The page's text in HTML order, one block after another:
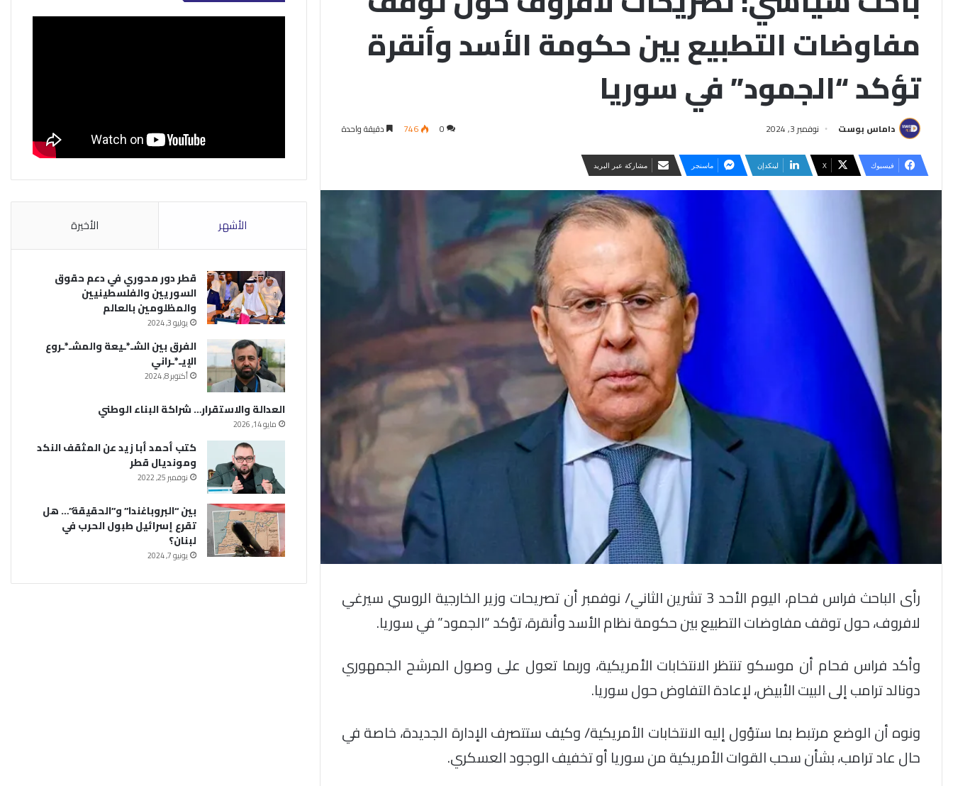
مفاوضات التطبيع بين حكومة الأسد وأنقرة
تؤكد “الجمود” في سوريا
داماس بوست نوفمبر 3, 2024 0
746 دقيقة واحدة
فيسبوك ‫X لينكدإن ماسنجر مشاركة عبر البريد
رأى الباحث فراس فحام، اليوم الأحد 3 تشرين الثاني/ نوفمبر أن تصريحات وزير الخارجية الروسي سيرغي
لافروف، حول توقف مفاوضات التطبيع بين حكومة نظام الأسد وأنقرة، تؤكد “الجمود” في سوريا.
وأكد فراس فحام أن موسكو تنتظر الانتخابات الأمريكية، وربما تعول على وصول المرشح الجمهوري
دونالد ترامب إلى البيت الأبيض، لإعادة التفاوض حول سوريا.
ونوه أن الوضع مرتبط بما ستؤول إليه الانتخابات الأمريكية/ وكيف ستتصرف الإدارة الجديدة، خاصة في
حال عاد ترامب، بشأن سحب القوات الأمريكية من سوريا أو تخفيف الوجود العسكري.
الأشهر الأخيرة
قطر دور محوري في دعم حقوق
السوريين والفلسطينيين
والمظلومين بالعالم
يوليو 3, 2024
الفرق بين الشـ*ـيعة والمشـ*ـروع
الإيـ*ـراني
أكتوبر 8, 2024
العدالة والاستقرار… شراكة البناء الوطني
مايو 14, 2026
كتب أحمد أبا زيد عن المثقف النكد
ومونديال قطر
نوفمبر 25, 2022
بين “البروباغندا” و”الحقيقة”… هل
تقرع إسرائيل طبول الحرب في
لبنان؟
يونيو 7, 2024